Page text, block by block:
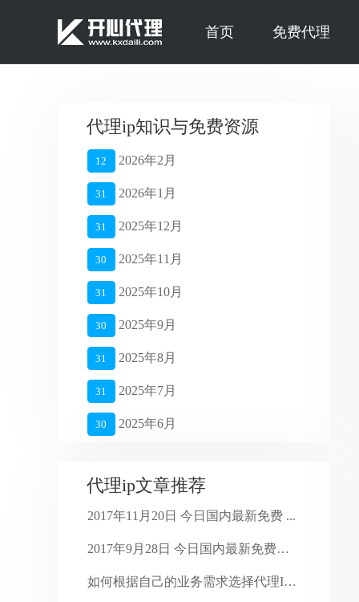
首页 免费代理
代理ip知识与免费资源
12 2026年2月
31 2026年1月
31 2025年12月
30 2025年11月
31 2025年10月
30 2025年9月
31 2025年8月
31 2025年7月
30 2025年6月
26 2025年4月
27 2025年3月
28 2025年2月
16 2025年1月
代理ip文章推荐
2017年11月20日 今日国内最新免费 ...
2017年9月28日 今日国内最新免费代 ...
如何根据自己的业务需求选择代理IP？ ...